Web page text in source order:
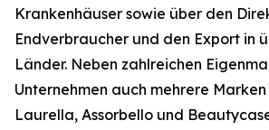
Krankenhäuser sowie über den
Endverbraucher und den Export in
Länder. Neben zahlreichen
Unternehmen auch mehrere
Laurella, Assorbello und